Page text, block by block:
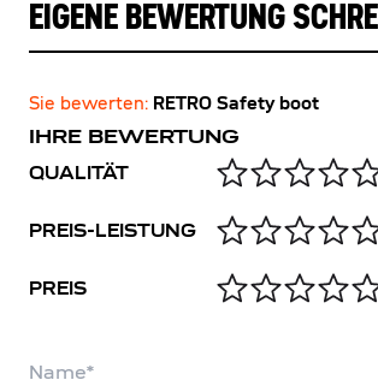
EIGENE BEWERTUNG
Sie bewerten: RETRO Safety boot
IHRE BEWERTUNG
QUALITÄT
PREIS-LEISTUNG
PREIS